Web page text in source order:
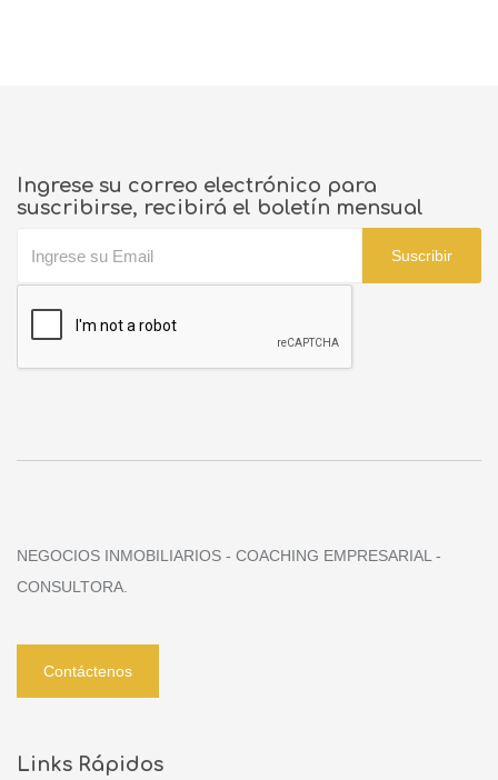
Ingrese su correo electrónico para
suscribirse, recibirá el boletín mensual
Suscribir
NEGOCIOS INMOBILIARIOS - COACHING EMPRESARIAL -
CONSULTORA.
Contáctenos
Links Rápidos